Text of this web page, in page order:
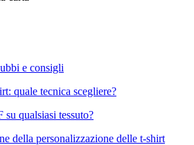
e consigli
quale tecnica scegliere?
qualsiasi tessuto?
della personalizzazione delle t-shirt